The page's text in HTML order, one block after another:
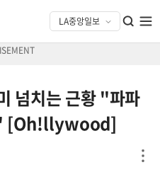
넘치는 근황 "파파
[Oh!llywood]